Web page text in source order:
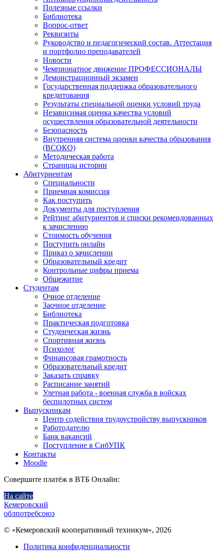
Полезные ссылки
Библиотека
Вопрос-ответ
Реквизиты
Руководство и педагогический состав. Аттестация
и портфолио преподавателей
Новости
Чемпионатное движение ПРОФЕССИОНАЛЫ
Демонстрационный экзамен
Государственная поддержка образовательного
кредитования
Результаты специальной оценки условий труда
Независимая оценка качества условий
осуществления образовательной деятельности
Безопасность
Внутренняя система оценки качества образования
(ВСОКО)
Методическая работа
Страницы истории
Абитуриентам
Специальности
Приемная комиссия
Как поступить
Документы для поступления
Рейтинг абитуриентов и списки рекомендованных
к зачислению
Стоимость обучения
Поступить онлайн
Приказ о зачислении
Образовательный кредит
Контрольные цифры приема
Общежитие
Студентам
Очное отделение
Заочное отделение
Библиотека
Практическая подготовка
Студенческая жизнь
Спортивная жизнь
Психолог
Финансовая грамотность
Образовательный кредит
Заказать справку
Расписание занятий
Улетная работа - военная служба в войсках
беспилотных систем
Выпускникам
Центр содействия трудоустройству выпускников
Работодателю
Банк вакансий
Поступление в СибУПК
Контакты
Moodle
Совершите платёж в ВТБ Онлайн:
На сайте
Кемеровский
облпотребсоюз
© «Кемеровский кооперативный техникум», 2026
Политика конфиденциальности